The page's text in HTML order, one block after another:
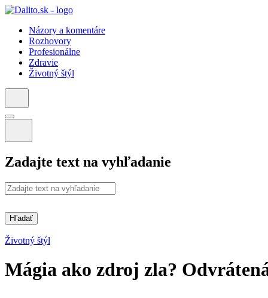
Názory a komentáre
Rozhovory
Profesionálne
Zdravie
Životný štýl
Zadajte text na vyhľadanie
Hľadať
Životný štýl
Mágia ako zdroj zla?